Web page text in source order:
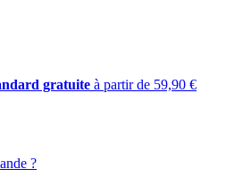
gratuite à partir de 59,90 €
?